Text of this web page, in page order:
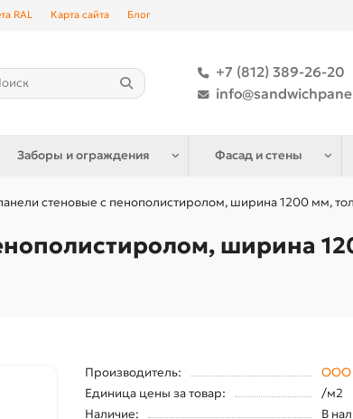
RAL Карта сайта Блог
+7 (812) 389-26-20
Заборы и ограждения Фасад и стены
стеновые с пенополистиролом, ширина 1200 мм,
ширина
Производитель:
ООО
Единица цены за товар:
/м2
Наличие:
В